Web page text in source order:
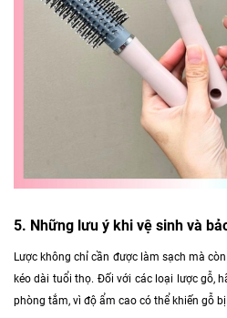
5. Những lưu ý khi vệ sinh và
Lược không chỉ cần được làm sạch mà
kéo dài tuổi thọ. Đối với các loại lược gỗ,
phòng tắm, vì độ ẩm cao có thể khiến gỗ